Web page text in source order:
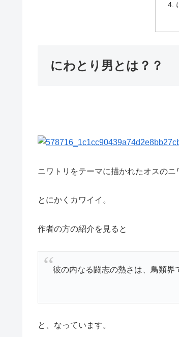
にわとり男とは？？
ニワトリをテーマに描かれたオスのニ
とにかくカワイイ。
作者の方の紹介を見ると
彼の内なる闘志の熱さは、鳥類界
と、なっています。